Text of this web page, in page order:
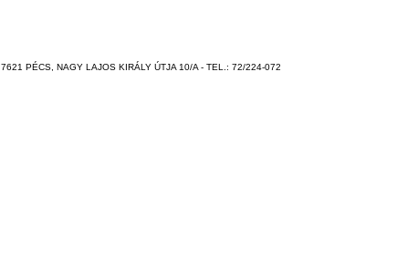
7621 PÉCS, NAGY LAJOS KIRÁLY ÚTJA 10/A - TEL.: 72/224-072